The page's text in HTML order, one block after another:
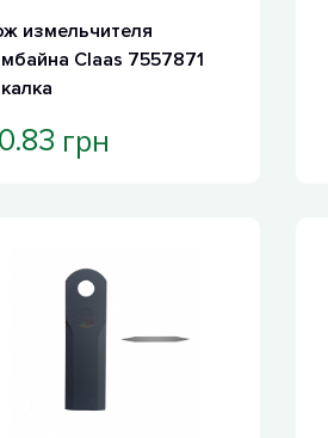
измельчителя
Claas 7557871
грн